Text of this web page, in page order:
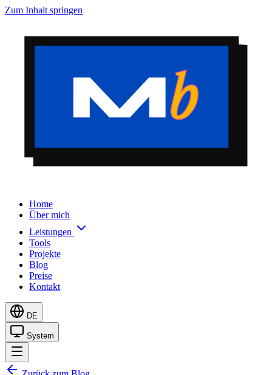
Zum Inhalt springen
Home
Über mich
Leistungen
Tools
Projekte
Blog
Preise
Kontakt
DE
System